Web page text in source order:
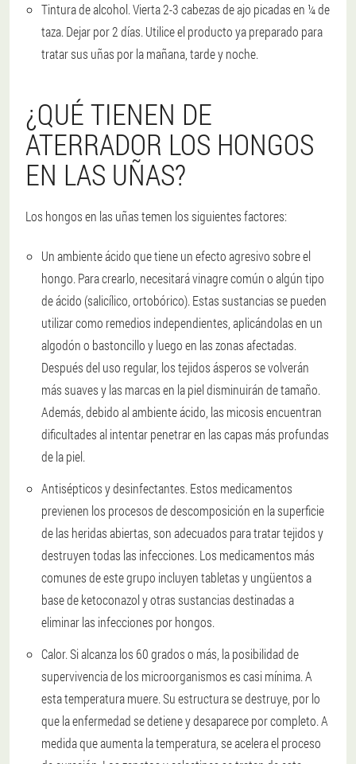
Tintura de alcohol. Vierta 2-3 cabezas de ajo picadas en ¼ de
taza. Dejar por 2 días. Utilice el producto ya preparado para
tratar sus uñas por la mañana, tarde y noche.
¿QUÉ TIENEN DE
ATERRADOR LOS HONGOS
EN LAS UÑAS?
Los hongos en las uñas temen los siguientes factores:
Un ambiente ácido que tiene un efecto agresivo sobre el
hongo. Para crearlo, necesitará vinagre común o algún tipo
de ácido (salicílico, ortobórico). Estas sustancias se pueden
utilizar como remedios independientes, aplicándolas en un
algodón o bastoncillo y luego en las zonas afectadas.
Después del uso regular, los tejidos ásperos se volverán
más suaves y las marcas en la piel disminuirán de tamaño.
Además, debido al ambiente ácido, las micosis encuentran
dificultades al intentar penetrar en las capas más profundas
de la piel.
Antisépticos y desinfectantes. Estos medicamentos
previenen los procesos de descomposición en la superficie
de las heridas abiertas, son adecuados para tratar tejidos y
destruyen todas las infecciones. Los medicamentos más
comunes de este grupo incluyen tabletas y ungüentos a
base de ketoconazol y otras sustancias destinadas a
eliminar las infecciones por hongos.
Calor. Si alcanza los 60 grados o más, la posibilidad de
supervivencia de los microorganismos es casi mínima. A
esta temperatura muere. Su estructura se destruye, por lo
que la enfermedad se detiene y desaparece por completo. A
medida que aumenta la temperatura, se acelera el proceso